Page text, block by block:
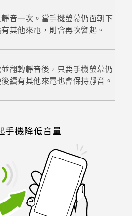
音一次。當手機螢幕仍面朝下
其他來電，則會再次響起。
翻轉靜音後，只要手機螢幕仍
續有其他來電也會保持靜音。
手機降低音量